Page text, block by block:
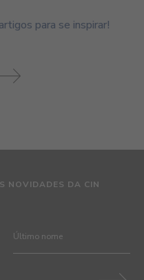
para se inspirar!
NOVIDADES DA CIN